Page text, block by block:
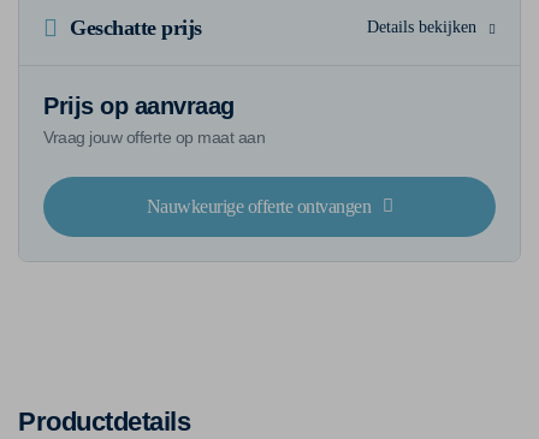
Geschatte prijs Details bekijken
Prijs op aanvraag
Vraag jouw offerte op maat aan
Nauwkeurige offerte ontvangen
Productdetails